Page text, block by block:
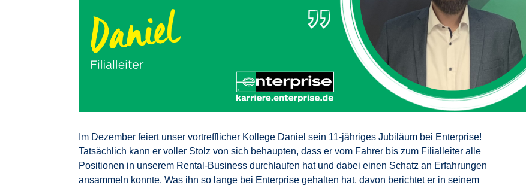
Im Dezember feiert unser vortrefflicher Kollege Daniel sein 11-jähriges Jubiläum bei Enterprise!
Tatsächlich kann er voller Stolz von sich behaupten, dass er vom Fahrer bis zum Filialleiter alle
Positionen in unserem Rental-Business durchlaufen hat und dabei einen Schatz an Erfahrungen
ansammeln konnte. Was ihn so lange bei Enterprise gehalten hat, davon berichtet er in seinem